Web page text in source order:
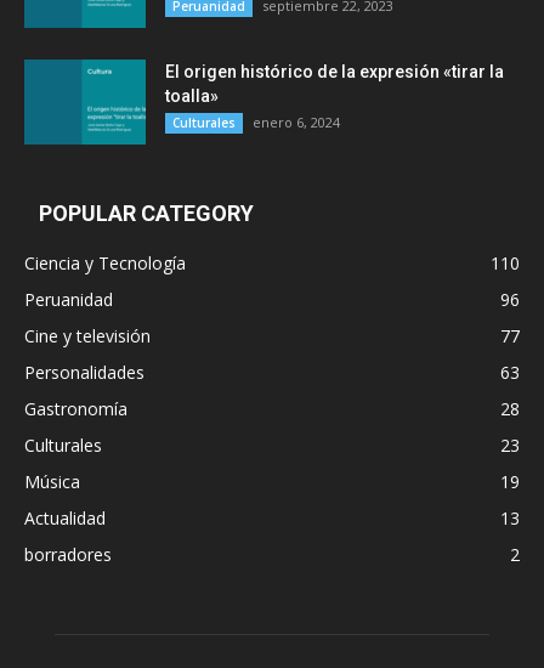
Peruanidad septiembre 22, 2023
El origen histórico de la expresión «tirar la
toalla»
Culturales enero 6, 2024
POPULAR CATEGORY
Ciencia y Tecnología
110
Peruanidad
96
Cine y televisión
77
Personalidades
63
Gastronomía
28
Culturales
23
Música
19
Actualidad
13
borradores
2